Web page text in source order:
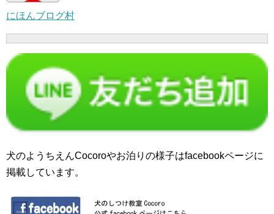
にほんブログ村
犬のようちえんCocoroやお泊りの様子はfacebookページに
掲載しています。